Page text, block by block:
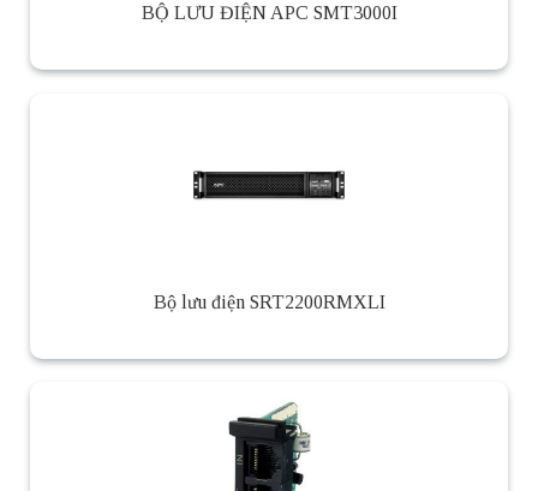
BỘ LƯU ĐIỆN APC SMT3000I
Bộ lưu điện SRT2200RMXLI